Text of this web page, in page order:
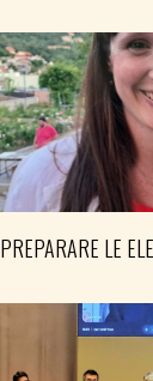
PREPARARE LE